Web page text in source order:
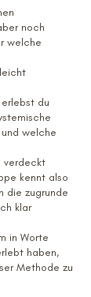
noch
welche
du
welche
verdeckt
kennt also
die zugrunde
klar
in Worte
haben,
Methode zu